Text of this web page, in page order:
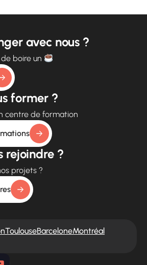
avec nous ?
boire un
former ?
centre de formation
rejoindre ?
projets ?
ToulouseBarceloneMontréal